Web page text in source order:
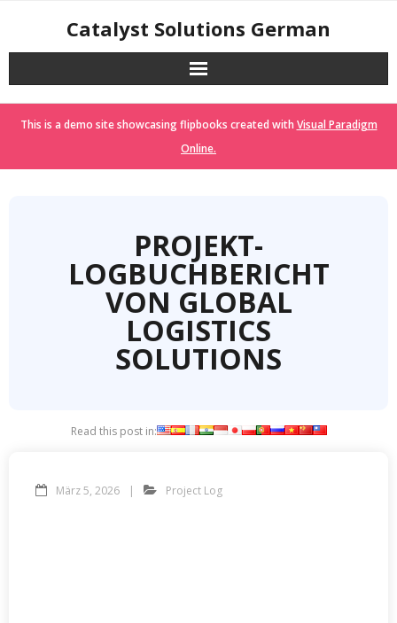
Catalyst Solutions German
This is a demo site showcasing flipbooks created with Visual Paradigm
Online.
PROJEKT-
LOGBUCHBERICHT
VON GLOBAL
LOGISTICS
SOLUTIONS
Read this post in:
März 5, 2026 Project Log